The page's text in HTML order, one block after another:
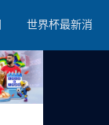
世界杯最新消息